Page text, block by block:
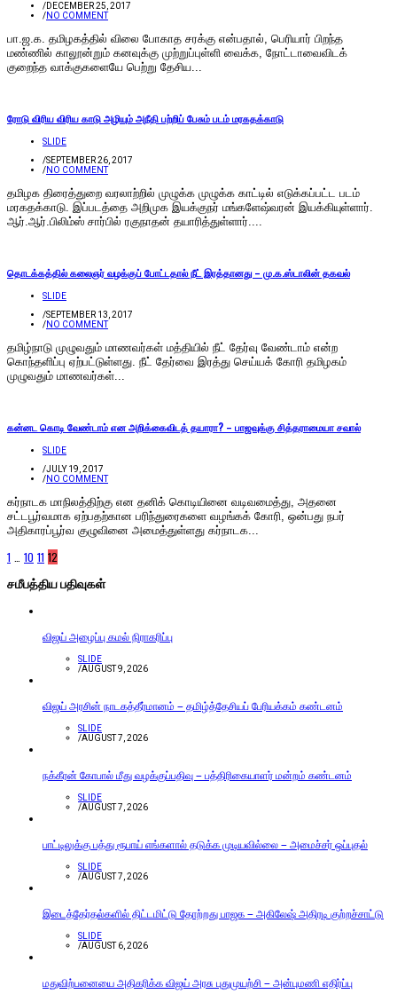
/DECEMBER 25, 2017
/NO COMMENT
பா.ஜ.க. தமிழகத்தில் விலை போகாத சரக்கு என்பதால், பெரியார் பிறந்த
மண்ணில் காலூன்றும் கனவுக்கு முற்றுப்புள்ளி வைக்க, நோட்டாவைவிடக்
குறைந்த வாக்குகளையே பெற்று தேசிய...
ரோடு விரிய விரிய காடு அழியும் அநீதி பற்றிப் பேசும் படம் மரகதக்காடு
SLIDE
/SEPTEMBER 26, 2017
/NO COMMENT
தமிழக திரைத்துறை வரலாற்றில் முழுக்க முழுக்க காட்டில் எடுக்கப்பட்ட படம்
மரகதக்காடு. இப்படத்தை அறிமுக இயக்குநர் மங்களேஷ்வரன் இயக்கியுள்ளார்.
ஆர்.ஆர்.பிலிம்ஸ் சார்பில் ரகுநாதன் தயாரித்துள்ளார்....
தொடக்கத்தில் கலைஞர் வழக்குப் போட்டதால் நீட் இரத்தானது – மு.க.ஸ்டாலின் தகவல்
SLIDE
/SEPTEMBER 13, 2017
/NO COMMENT
தமிழ்நாடு முழுவதும் மாணவர்கள் மத்தியில் நீட் தேர்வு வேண்டாம் என்ற
கொந்தளிப்பு ஏற்பட்டுள்ளது. நீட் தேர்வை இரத்து செய்யக் கோரி தமிழகம்
முழுவதும் மாணவர்கள்...
கன்னட கொடி வேண்டாம் என அறிக்கைவிடத் தயாரா? – பாஜவுக்கு சித்தராமையா சவால்
SLIDE
/JULY 19, 2017
/NO COMMENT
கர்நாடக மாநிலத்திற்கு என தனிக் கொடியினை வடிவமைத்து, அதனை
சட்டபூர்வமாக ஏற்பதற்கான பரிந்துரைகளை வழங்கக் கோரி, ஒன்பது நபர்
அதிகாரப்பூர்வ குழுவினை அமைத்துள்ளது கர்நாடக...
1 … 10 11 12
சமீபத்திய பதிவுகள்
விஜய் அழைப்பு கமல் நிராகரிப்பு
SLIDE
/AUGUST 9, 2026
விஜய் அரசின் நாடகத்தீர்மானம் – தமிழ்த்தேசியப் பேரியக்கம் கண்டனம்
SLIDE
/AUGUST 7, 2026
நக்கீரன் கோபால் மீது வழக்குப்பதிவு – பத்திரிகையாளர் மன்றம் கண்டனம்
SLIDE
/AUGUST 7, 2026
பாட்டிலுக்கு பத்து ரூபாய் எங்களால் தடுக்க முடியவில்லை – அமைச்சர் ஒப்புதல்
SLIDE
/AUGUST 7, 2026
இடைத்தேர்தல்களில் திட்டமிட்டு தோற்றது பாஜக – அகிலேஷ் அதிரடி குற்றச்சாட்டு
SLIDE
/AUGUST 6, 2026
மதுவிற்பனையை அதிகரிக்க விஜய் அரசு புதுமுயற்சி – அன்புமணி எதிர்ப்பு